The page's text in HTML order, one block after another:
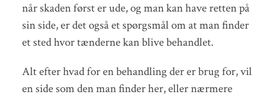
når skaden først er ude, og man kan have retten på
sin side, er det også et spørgsmål om at man finder
et sted hvor tænderne kan blive behandlet.
Alt efter hvad for en behandling der er brug for, vil
en side som den man finder her, eller nærmere